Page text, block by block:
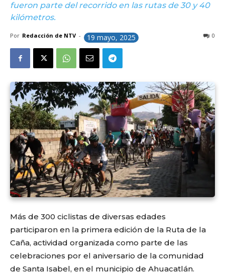
fueron parte del recorrido en las rutas de 30 y 40
kilómetros.
Por Redacción de NTV - 19 mayo, 2025 0
Más de 300 ciclistas de diversas edades
participaron en la primera edición de la Ruta de la
Caña, actividad organizada como parte de las
celebraciones por el aniversario de la comunidad
de Santa Isabel, en el municipio de Ahuacatlán.